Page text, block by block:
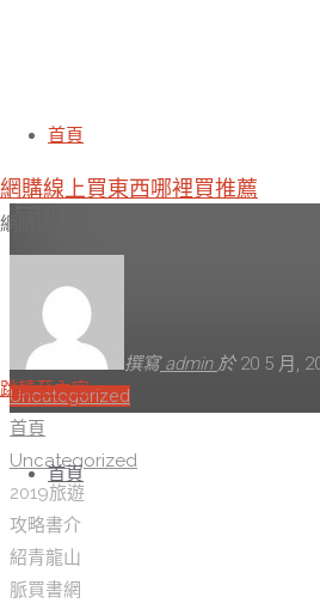
首頁
網購線上買東西哪裡買推薦
網購線上買東西哪裡買推薦
跳轉至內容
首頁
2019旅遊攻略書介
書網
撰寫 admin 於 20 5 月,
Uncategorized
首頁
Uncategorized
2019旅遊
攻略書介
紹青龍山
脈買書網